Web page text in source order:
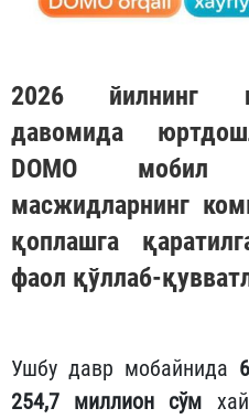
2026 йилнинг
давомида
DOMO мобил
масжидларнинг
қоплашга
фаол қўллаб-
Ушбу давр мобайнида
254,7 миллион сўм